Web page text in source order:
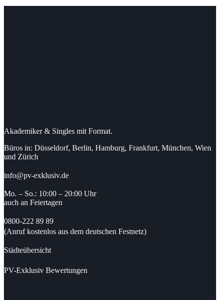
Akademiker & Singles mit Format.
Büros in: Düsseldorf, Berlin, Hamburg, Frankfurt, München, Wien
und Zürich
info@pv-exklusiv.de
Mo. – So.: 10:00 – 20:00 Uhr
auch an Feiertagen
0800-222 89 89
(Anruf kostenlos aus dem deutschen Festnetz)
Städteübersicht
PV-Exklusiv Bewertungen